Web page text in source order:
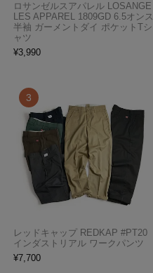
ロサンゼルスアパレル LOSANGE
LES APPAREL 1809GD 6.5オンス
半袖 ガーメントダイ ポケットTシ
ャツ
¥3,990
レッドキャップ REDKAP #PT20
インダストリアル ワークパンツ
¥7,700